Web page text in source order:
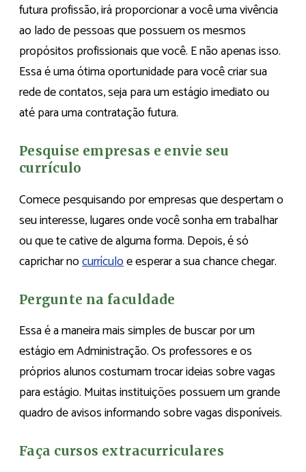
futura profissão, irá proporcionar a você uma vivência
ao lado de pessoas que possuem os mesmos
propósitos profissionais que você. E não apenas isso.
Essa é uma ótima oportunidade para você criar sua
rede de contatos, seja para um estágio imediato ou
até para uma contratação futura.
Pesquise empresas e envie seu
currículo
Comece pesquisando por empresas que despertam o
seu interesse, lugares onde você sonha em trabalhar
ou que te cative de alguma forma. Depois, é só
caprichar nocurrículoe esperar a sua chance chegar.
Pergunte na faculdade
Essa é a maneira mais simples de buscar por um
estágio em Administração. Os professores e os
próprios alunos costumam trocar ideias sobre vagas
para estágio. Muitas instituições possuem um grande
quadro de avisos informando sobre vagas disponíveis.
Faça cursos extracurriculares